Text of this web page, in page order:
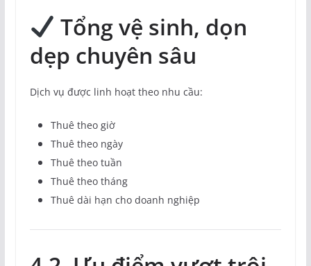
Tổng vệ sinh, dọn
dẹp chuyên sâu
Dịch vụ được linh hoạt theo nhu cầu:
Thuê theo giờ
Thuê theo ngày
Thuê theo tuần
Thuê theo tháng
Thuê dài hạn cho doanh nghiệp